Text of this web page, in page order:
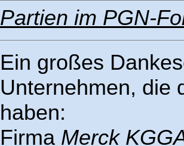
Partien im PGN-
Ein großes
Unternehmen, die
haben:
Firma Merck